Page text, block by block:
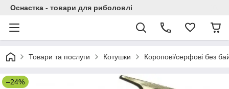
Оснастка - товари для риболовлі
Товари та послуги Котушки Коропові/серфові без
–24%